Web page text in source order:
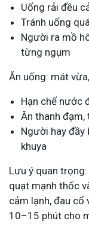
Uống rải đều
Tránh uống
Người ra mồ
từng ngụm
Ăn uống: mát
Hạn chế nước
Ăn thanh đạm,
Người hay đầy
khuya
Lưu ý quan
quạt mạnh thốc
cảm lạnh, đau cổ
10–15 phút cho